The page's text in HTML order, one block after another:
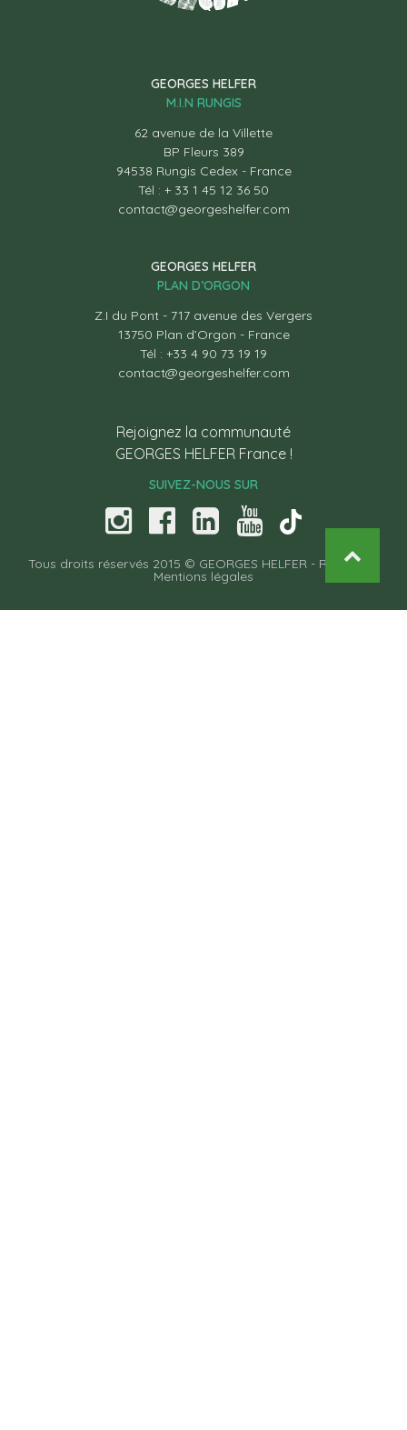
GEORGES HELFER
M.I.N RUNGIS
62 avenue de la Villette
BP Fleurs 389
94538 Rungis Cedex - France
Tél : + 33 1 45 12 36 50
contact@georgeshelfer.com
GEORGES HELFER
PLAN D’ORGON
Z.I du Pont - 717 avenue des Vergers
13750 Plan d’Orgon - France
Tél : +33 4 90 73 19 19
contact@georgeshelfer.com
Rejoignez la communauté
GEORGES HELFER France !
SUIVEZ-NOUS SUR
Tous droits réservés 2015 © GEORGES HELFER - Recettes
Mentions légales